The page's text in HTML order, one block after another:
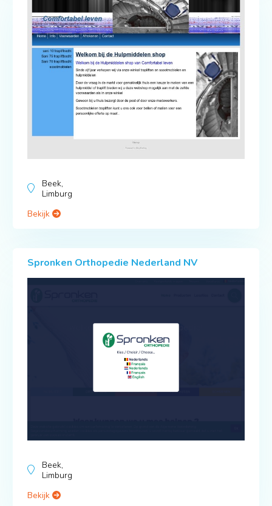
Beek,
Limburg
Bekijk
Spronken Orthopedie Nederland NV
Beek,
Limburg
Bekijk